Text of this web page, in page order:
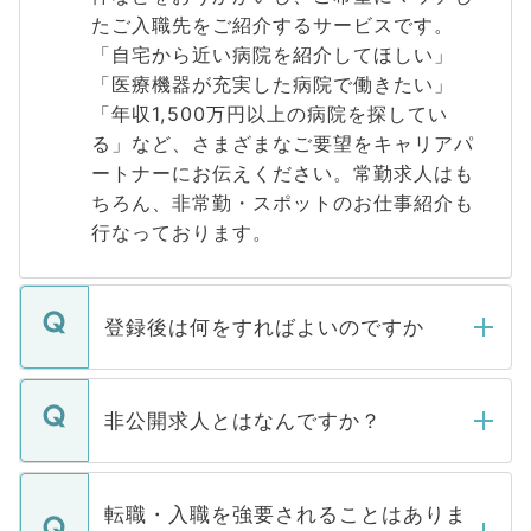
たご入職先をご紹介するサービスです。
「自宅から近い病院を紹介してほしい」
「医療機器が充実した病院で働きたい」
「年収1,500万円以上の病院を探してい
る」など、さまざまなご要望をキャリアパ
ートナーにお伝えください。常勤求人はも
ちろん、非常勤・スポットのお仕事紹介も
行なっております。
登録後は何をすればよいのですか
ご登録いただきましたら、弊社担当者がご
登録内容を確認し、その後メールもしくは
ます。通常、5営業日以内にはご連絡をせて
いただきますので、しばらくお待ちくださ
非公開求人とはなんですか？
マイナビDOCTORで取り扱っている求人の
うち約3割は、Webサイトからご覧いただ
転職・入職を強要されることはありま